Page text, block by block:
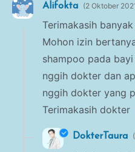
Alifokta 2 Oktober
Terimakasih
Mohon izin
shampoo pada
nggih dokter dan
nggih dokter yang
Terimakasih dokter
DokterTaura